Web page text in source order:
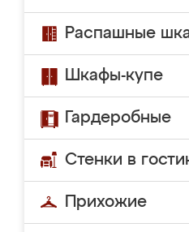
Распашные
Шкафы-купе
Гардеробные
Стенки в
Прихожие